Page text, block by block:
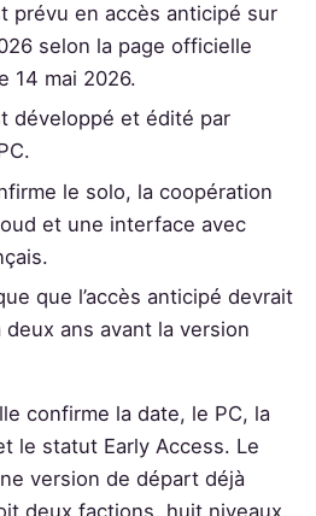
prévu en accès anticipé sur
selon la page officielle
14 mai 2026.
développé et édité par
le solo, la coopération
et une interface avec
que l’accès anticipé devrait
ans avant la version
confirme la date, le PC, la
le statut Early Access. Le
version de départ déjà